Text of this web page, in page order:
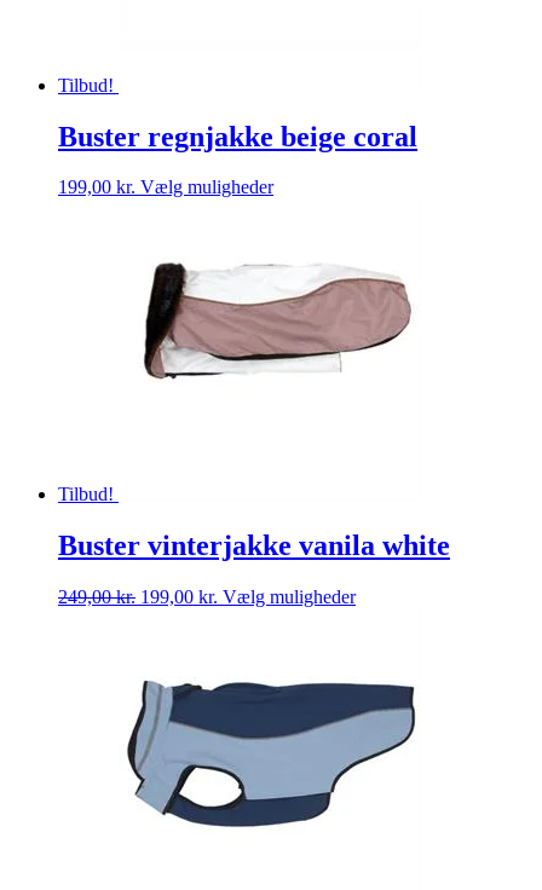
Tilbud!
Buster regnjakke beige coral
199,00 kr. Vælg mulighederDette
varianter.
Mulighederne
kan
vælges
på
Tilbud!
Buster vinterjakke vanila white
249,00kr. Den
249,00 kr..
199,00 kr. Den
199,00 kr..
Vælg mulighederDette
varianter.
Mulighederne
vælges
på